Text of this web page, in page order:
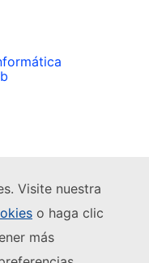
Visite nuestra
o haga clic
más